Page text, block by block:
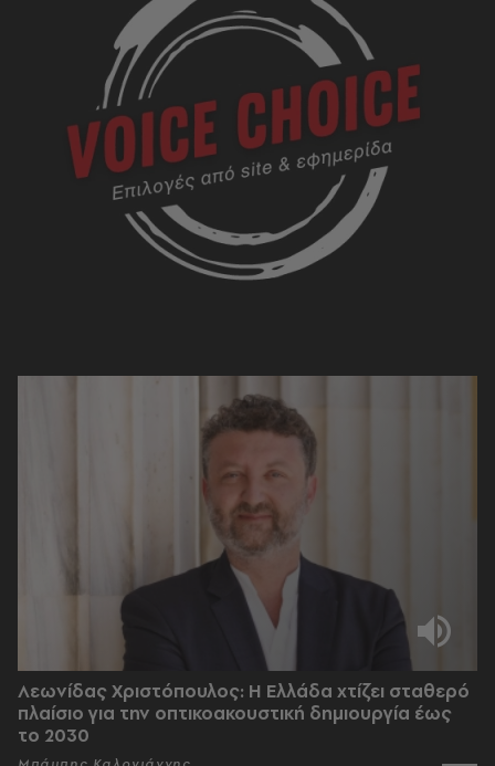
Λεωνίδας Χριστόπουλος: Η Ελλάδα χτίζει σταθερό
πλαίσιο για την οπτικοακουστική δημιουργία έως
το 2030